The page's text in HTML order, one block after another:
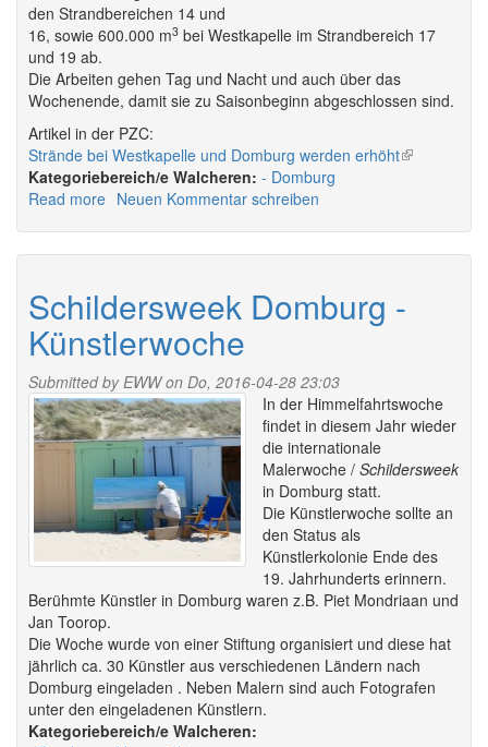
den Strandbereichen 14 und
16, sowie 600.000 m3 bei Westkapelle im Strandbereich 17
und 19 ab.
Die Arbeiten gehen Tag und Nacht und auch über das
Wochenende, damit sie zu Saisonbeginn abgeschlossen sind.
Artikel in der PZC:
Strände bei Westkapelle und Domburg werden erhöht(link
Walcheren:
Domburg
Read more about
Neuen Kommentar schreiben
Schildersweek Domburg -
Künstlerwoche
Submitted byEWWon Do, 2016-04-28 23:03
In der Himmelfahrtswoche
findet in diesem Jahr wieder
die internationale
Malerwoche / Schildersweek
in Domburg statt.
Die Künstlerwoche sollte an
den Status als
Künstlerkolonie Ende des
19. Jahrhunderts erinnern.
Berühmte Künstler in Domburg waren z.B. Piet Mondriaan und
Jan Toorop.
Die Woche wurde von einer Stiftung organisiert und diese hat
jährlich ca. 30 Künstler aus verschiedenen Ländern nach
Domburg eingeladen . Neben Malern sind auch Fotografen
unter den eingeladenen Künstlern.
Walcheren: